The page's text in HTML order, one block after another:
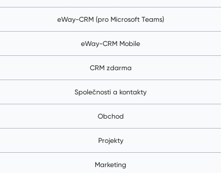
eWay-CRM (pro Microsoft Teams)
eWay-CRM Mobile
CRM zdarma
Společnosti a kontakty
Obchod
Projekty
Marketing